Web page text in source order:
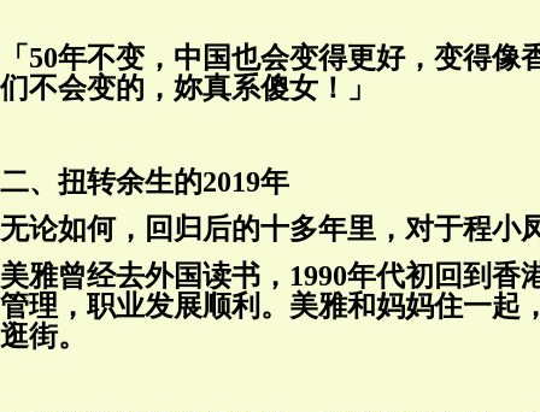
「50年不变，中国也会变得更好，变得
们不会变的，妳真系傻女！」
二、扭转余生的2019年
无论如何，回归后的十多年里，对于程小
美雅曾经去外国读书，1990年代初回到
管理，职业发展顺利。美雅和妈妈住一起
逛街。